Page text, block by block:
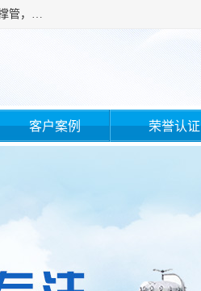
广州滤源过滤器材有限公司主营经营产品有：PTFE烧结滤芯、PE滤芯，烧结滤芯，PE烧结滤芯，PA烧结滤芯，管式膜支撑管，真空上料机滤芯，粉末烧结滤芯，止溢滤芯，吸头滤芯，湿化瓶滤芯、不锈钢烧结滤芯等。公司现拥有一批精干的管理人员和一支高素质的技术队伍，舒适优雅的办公环境和拥有全新现代化标准厂房。
客户案例 荣誉认证